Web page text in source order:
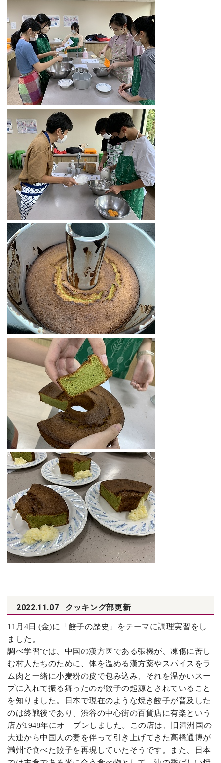
2022.11.07 クッキング部更新
11 月4日 (金)に「餃子の歴史」をテーマに調理実習をし
ました。
調べ学習では、中国の漢方医である張機が、凍傷に苦し
む村人たちのために、体を温める漢方薬やスパイスをラ
ム肉と一緒に小麦粉の皮で包み込み、それを温かいスー
プに入れて振る舞ったのが餃子の起源とされていること
を知りました。日本で現在のような焼き餃子が普及した
のは終戦後であり、渋谷の中心街の百貨店に有楽という
店が1948年にオープンしました。この店は、旧満洲国の
大連から中国人の妻を伴って引き上げてきた高橋通博が
満州で食べた餃子を再現していたそうです。また、日本